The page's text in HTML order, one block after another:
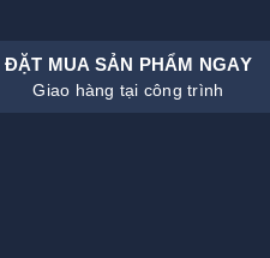
ĐẶT MUA SẢN PHẨM NGAY
Giao hàng tại công trình